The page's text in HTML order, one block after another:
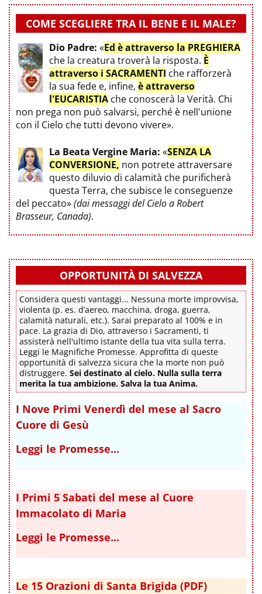
COME SCEGLIERE TRA IL BENE E IL MALE?
Dio Padre: «Ed è attraverso la PREGHIERA
che la creatura troverà la risposta. È
attraverso i SACRAMENTI che rafforzerà
la sua fede e, infine, è attraverso
l'EUCARISTIA che conoscerà la Verità. Chi
non prega non può salvarsi, perché è nell'unione
con il Cielo che tutti devono vivere».
La Beata Vergine Maria: «SENZA LA
CONVERSIONE, non potrete attraversare
questo diluvio di calamità che purificherà
questa Terra, che subisce le conseguenze
del peccato»(dai messaggi del Cielo a Robert
Brasseur, Canada).
OPPORTUNITÀ DI SALVEZZA
Considera questi vantaggi... Nessuna morte improvvisa,
violenta (p. es. d’aereo, macchina, droga, guerra,
calamità naturali, etc.). Sarai preparato al 100% e in
pace. La grazia di Dio, attraverso i Sacramenti, ti
assisterà nell'ultimo istante della tua vita sulla terra.
Leggi le Magnifiche Promesse. Approfitta di queste
opportunità di salvezza sicura che la morte non può
distruggere. Sei destinato al cielo. Nulla sulla terra
merita la tua ambizione. Salva la tua Anima.
I Nove Primi Venerdì del mese al Sacro
Cuore di Gesù
Leggi le Promesse...
I Primi 5 Sabati del mese al Cuore
Immacolato di Maria
Leggi le Promesse...
Le 15 Orazioni di Santa Brigida (PDF)